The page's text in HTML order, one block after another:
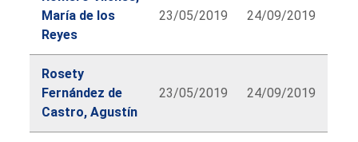
María de los
Reyes
23/05/2019 24/09/2019
Rosety
Fernández de
Castro, Agustín
23/05/2019 24/09/2019